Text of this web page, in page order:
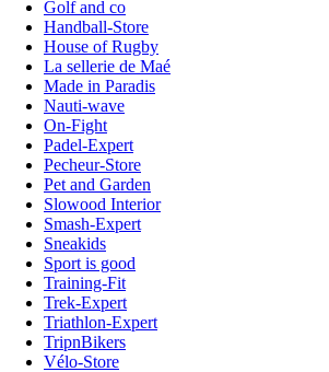
Golf and co
Handball-Store
House of Rugby
La sellerie de Maé
Made in Paradis
Nauti-wave
On-Fight
Padel-Expert
Pecheur-Store
Pet and Garden
Slowood Interior
Smash-Expert
Sneakids
Sport is good
Training-Fit
Trek-Expert
Triathlon-Expert
TripnBikers
Vélo-Store